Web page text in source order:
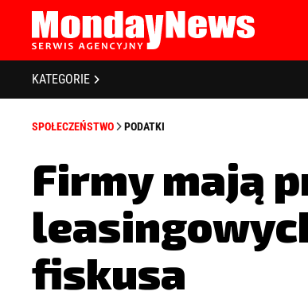
STRONA GŁÓWNA
O NAS
POLITYKA PRYWATNOŚCI
KONTAKT
Zapamiętaj mnie
KATEGORIE
BIZNES I GOSPODARKA
BANKOWOŚĆ I FINANSE
SPOŁECZEŃSTWO
EDUKACJA
MEDIA
ZDROWIE I URODA
SPOŁECZEŃSTWO PODATKI
Firmy mają
fiskusa